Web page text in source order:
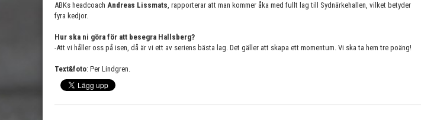
ABKs headcoach Andreas Lissmats, rapporterar att man kommer åka med fullt lag till Sydnärkehallen, vilket betyder
fyra kedjor.
Hur ska ni göra för att besegra Hallsberg?
-Att vi håller oss på isen, då är vi ett av seriens bästa lag. Det gäller att skapa ett momentum. Vi ska ta hem tre poäng!
Text&foto: Per Lindgren.